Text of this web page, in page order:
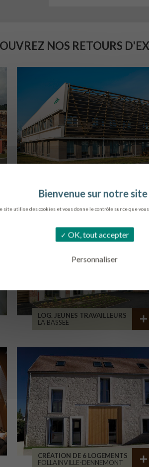
site utilise des cookies et vous donne le contrôle sur ce que
OK, tout accepter
Personnaliser
NOS RETOURS
LOG. JEUNES TRAVAILLEURS
LA BASSEE
CRÉATION DE 6 LOGEMENTS
FOLLAINVILLE-DENNEMONT